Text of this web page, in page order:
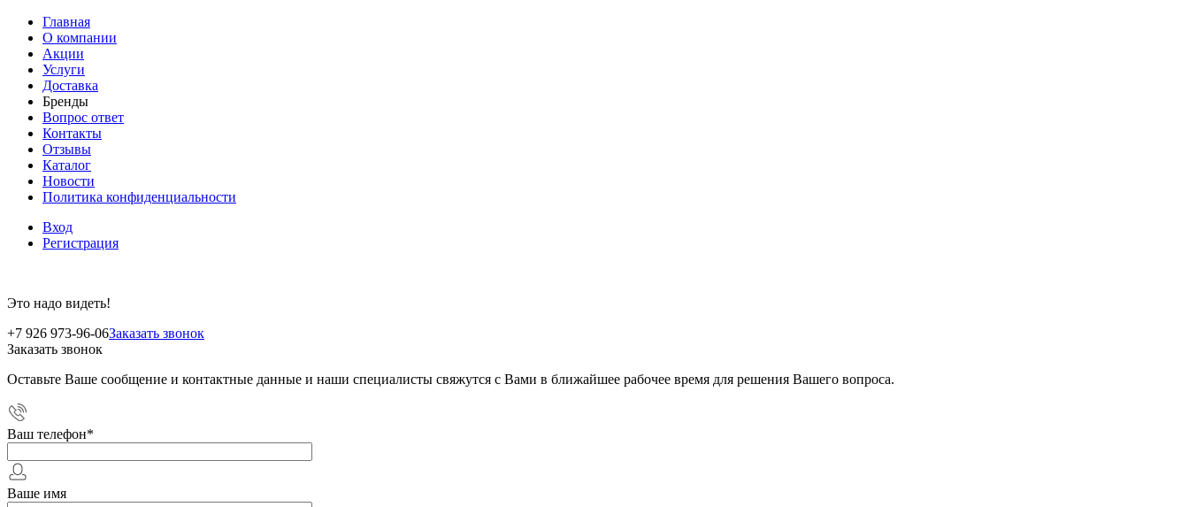
Главная
О компании
Акции
Услуги
Доставка
Бренды
Вопрос ответ
Контакты
Отзывы
Каталог
Новости
Политика конфиденциальности
Вход
Регистрация
Это надо видеть!
+7 926 973-96-06Заказать звонок
Заказать звонок
Оставьте Ваше сообщение и контактные данные и наши специалисты свяжутся с Вами в ближайшее рабочее время для решения Вашего вопроса.
Ваш телефон*
Ваше имя